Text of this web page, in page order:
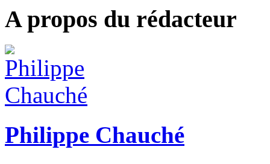
A propos du rédacteur
Philippe Chauché